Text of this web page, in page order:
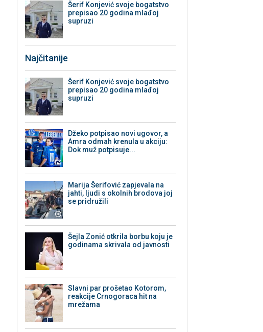
Šerif Konjević svoje bogatstvo
prepisao 20 godina mlađoj
supruzi
Najčitanije
Šerif Konjević svoje bogatstvo
prepisao 20 godina mlađoj
supruzi
Džeko potpisao novi ugovor, a
Amra odmah krenula u akciju:
Dok muž potpisuje...
Marija Šerifović zapjevala na
jahti, ljudi s okolnih brodova joj
se pridružili
Šejla Zonić otkrila borbu koju je
godinama skrivala od javnosti
Slavni par prošetao Kotorom,
reakcije Crnogoraca hit na
mrežama